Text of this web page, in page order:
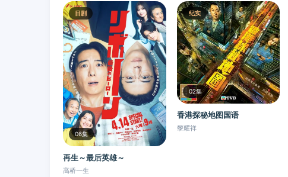
日剧
06集
再生～最后英雄～
高桥一生
纪实
02集
香港探秘地图国语
黎耀祥